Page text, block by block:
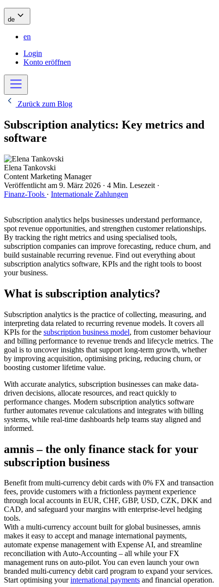
de
en
Login
Konto eröffnen
Zurück zum Blog
Subscription analytics: Key metrics and
software
Elena Tankovski
Content Marketing Manager
Veröffentlicht am 9. März 2026 · 4 Min. Lesezeit ·
Finanz-Tools · Internationale Zahlungen
Subscription analytics helps businesses understand performance,
spot revenue opportunities, and strengthen customer relationships.
By tracking the right metrics and using specialised tools,
subscription companies can improve forecasting, reduce churn, and
build sustainable recurring revenue. Find out everything about
subscription analytics software, KPIs and the right tools to boost
your business.
What is subscription analytics?
Subscription analytics is the practice of collecting, measuring, and
interpreting data related to recurring revenue models. It covers all
KPIs for the subscription business model, from customer behaviour
and billing performance to revenue trends and lifecycle metrics. The
goal is to uncover insights that support long-term growth, whether
by improving acquisition, optimising pricing, reducing churn, or
boosting customer lifetime value.
With accurate analytics, subscription businesses can make data-
driven decisions, allocate resources, and react quickly to
performance changes. Modern subscription analytics software
further automates revenue calculations and integrates with billing
systems, while real-time dashboards help teams stay aligned and
informed.
amnis – the only finance stack for your
subscription business
Benefit from multi-currency debit cards with 0% FX and transaction
fees, provide customers with a frictionless payment experience
through local accounts in EUR, CHF, GBP, USD, CZK, DKK and
CAD, and safeguard your margins with enterprise-level hedging
tools.
With a multi-currency account built for global businesses, amnis
makes it easy to accept and manage international payments,
automate expense management with Expense AI, and streamline
reconciliation with Auto-Accounting – all while your FX
management runs on auto-pilot. You can even launch your own
branded multi-currency debit card program to expand your services.
Start optimising yourinternational payments and financial operation.